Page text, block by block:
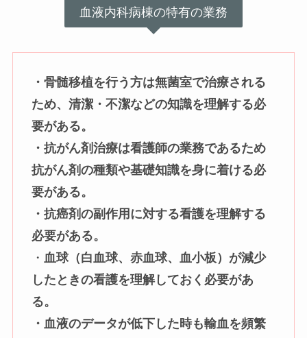
血液内科病棟の特有の業務
・骨髄移植を行う方は無菌室で治療される
ため、清潔・不潔などの知識を理解する必
要がある。
・抗がん剤治療は看護師の業務であるため
抗がん剤の種類や基礎知識を身に着ける必
要がある。
・抗癌剤の副作用に対する看護を理解する
必要がある。
・ 血球（白血球、赤血球、血小板）が減少
したときの看護を理解しておく必要があ
る。
・血液のデータが低下した時も輸血を頻繁